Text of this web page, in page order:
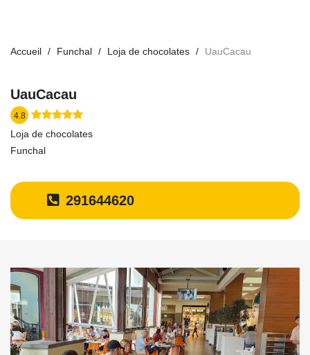
Accueil Funchal Loja de chocolates UauCacau
UauCacau
4.8
Loja de chocolates
Funchal
291644620